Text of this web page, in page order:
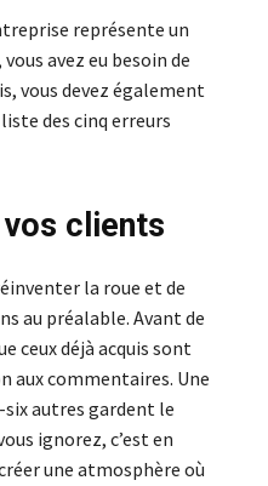
représente un
avez eu besoin de
vous devez également
des cinq erreurs
clients
la roue et de
au préalable. Avant de
ceux déjà acquis sont
aux commentaires. Une
autres gardent le
ignorez, c’est en
une atmosphère où